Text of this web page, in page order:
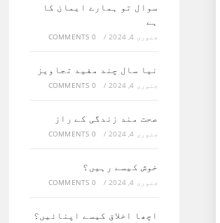
سوال تو ہمارے ایمان کا
ہے
جنوری 4, 2024 /
0 COMMENTS
نیا سال چند مفید تجاویز
جنوری 4, 2024 /
0 COMMENTS
صحت مند زندگی کے راز
جنوری 4, 2024 /
0 COMMENTS
خوش کیسے رہیں؟
جنوری 4, 2024 /
0 COMMENTS
اچھا اخلاق کیسے اپنائیں؟